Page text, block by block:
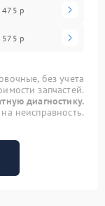
475 р
575 р
без учета
запчастей.
диагностику.
неисправность.